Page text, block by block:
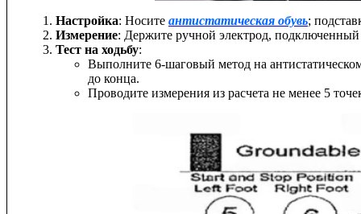
Настройка: Носите антистатическая обувь;
Измерение: Держите ручной электрод,
Тест на ходьбу:
Выполните 6-шаговый метод на
до конца.
Проводите измерения из расчета не менее 5